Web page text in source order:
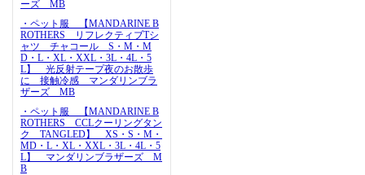
ーズ MB
・ペット服 【MANDARINE B
ROTHERS リフレクティブTシ
ャツ チャコール S・M・M
D・L・XL・XXL・3L・4L・5
L】 光反射テープ夜のお散歩
に 接触冷感 マンダリンブラ
ザーズ MB
・ペット服 【MANDARINE B
ROTHERS CCLクーリングタン
ク TANGLED】 XS・S・M・
MD・L・XL・XXL・3L・4L・5
L】 マンダリンブラザーズ M
B